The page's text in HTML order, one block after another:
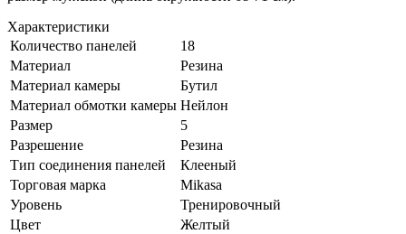
Характеристики
Количество панелей
18
Материал
Резина
Материал камеры
Бутил
Материал обмотки камеры Нейлон
Размер
5
Разрешение
Резина
Тип соединения панелей
Клееный
Торговая марка
Mikasa
Уровень
Тренировочный
Цвет
Желтый